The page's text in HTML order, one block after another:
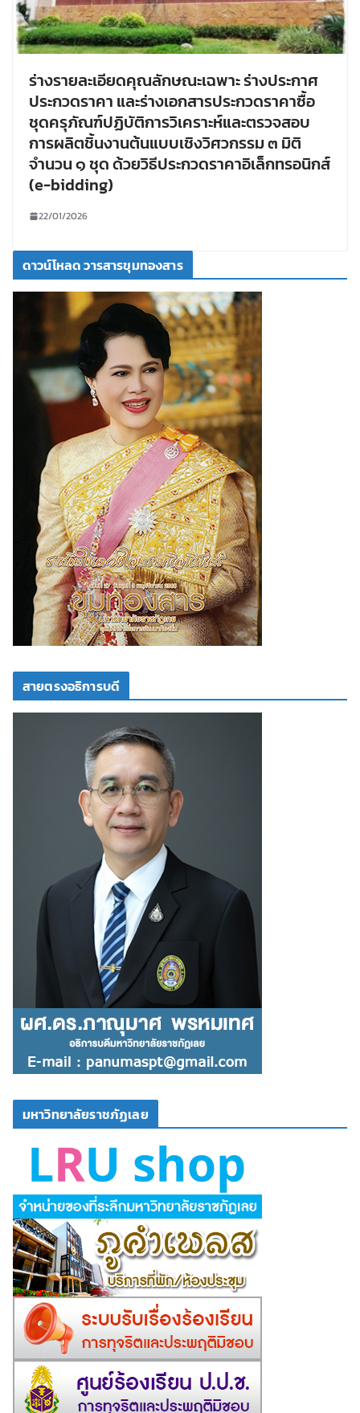
ร่างรายละเอียดคุณลักษณะเฉพาะ ร่างประกาศ
ประกวดราคา และร่างเอกสารประกวดราคาซื้อ
ชุดครุภัณฑ์ปฏิบัติการวิเคราะห์และตรวจสอบ
การผลิตชิ้นงานต้นแบบเชิงวิศวกรรม ๓ มิติ
จำนวน ๑ ชุด ด้วยวิธีประกวดราคาอิเล็กทรอนิกส์
(e-bidding)
22/01/2026
ดาวน์โหลด วารสารขุมทองสาร
สายตรงอธิการบดี
มหาวิทยาลัยราชภัฏเลย